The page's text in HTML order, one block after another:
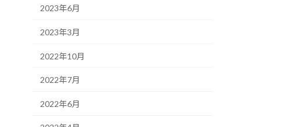
2023年6月
2023年3月
2022年10月
2022年7月
2022年6月